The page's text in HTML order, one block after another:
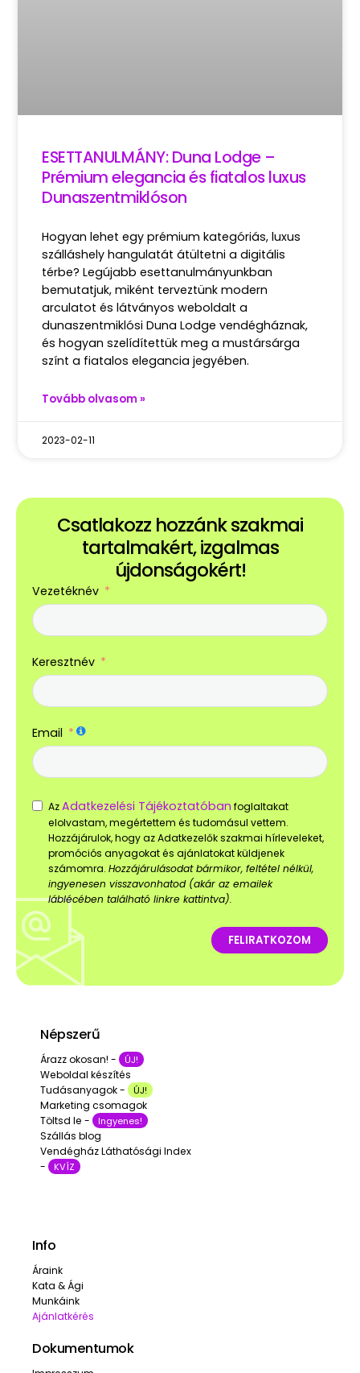
ESETTANULMÁNY: Duna Lodge –
Prémium elegancia és fiatalos luxus
Dunaszentmiklóson
Hogyan lehet egy prémium kategóriás, luxus
szálláshely hangulatát átültetni a digitális
térbe? Legújabb esettanulmányunkban
bemutatjuk, miként terveztünk modern
arculatot és látványos weboldalt a
dunaszentmiklósi Duna Lodge vendégháznak,
és hogyan szelídítettük meg a mustársárga
színt a fiatalos elegancia jegyében.
Tovább olvasom »
2023-02-11
Csatlakozz hozzánk szakmai
tartalmakért, izgalmas
újdonságokért!
Vezetéknév
Keresztnév
Email
AzAdatkezelési Tájékoztatóban foglaltakat
elolvastam, megértettem és tudomásul vettem.
Hozzájárulok, hogy az Adatkezelők szakmai hírleveleket,
promóciós anyagokat és ajánlatokat küldjenek
számomra. Hozzájárulásodat bármikor, feltétel nélkül,
ingyenesen visszavonhatod (akár az emailek
láblécében található linkre kattintva).
FELIRATKOZOM
Népszerű
Árazz okosan! - ÚJ!
Weboldal készítés
Tudásanyagok -
ÚJ!
Marketing csomagok
Töltsd le -
Ingyenes!
Szállás blog
Vendégház Láthatósági Index
-
KVÍZ
Info
Áraink
Kata & Ági
Munkáink
Ajánlatkérés
Dokumentumok